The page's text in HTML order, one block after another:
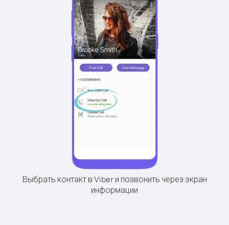
Выбрать контакт в Viber и позвонить через экран
информации